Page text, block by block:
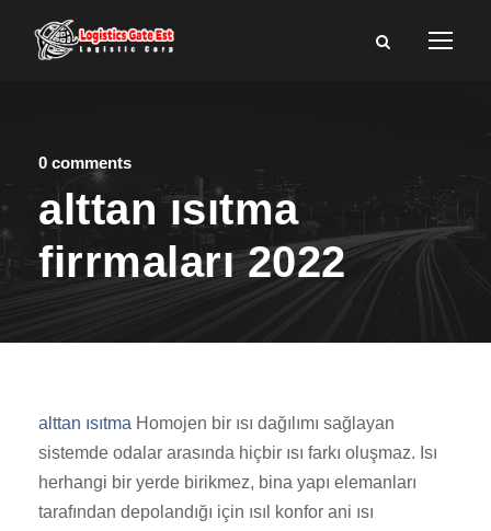
0 comments
alttan ısıtma
firrmaları 2022
alttan ısıtma Homojen bir ısı dağılımı sağlayan
sistemde odalar arasında hiçbir ısı farkı oluşmaz. Isı
herhangi bir yerde birikmez, bina yapı elemanları
tarafından depolandığı için ısıl konfor ani ısı